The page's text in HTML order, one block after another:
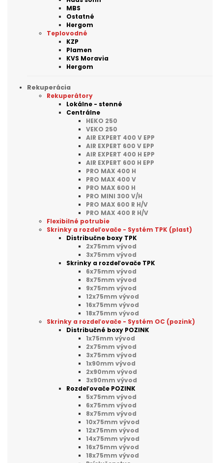
MBS
Ostatné
Hergom
Teplovodné
KZP
Plamen
KVS Moravia
Hergom
Rekuperácia
Rekuperátory
Lokálne - stenné
Centrálne
HEKO 250
VEKO 250
AIR EXPERT 400 V EPP
AIR EXPERT 600 V EPP
AIR EXPERT 400 H EPP
AIR EXPERT 600 H EPP
PRO MAX 400 H
PRO MAX 400 V
PRO MAX 600 H
PRO MINI 300 V/H
PRO MAX 600 R H/V
PRO MAX 400 R H/V
Flexibilné potrubie
Skrinky a rozdeľovače - Systém TPK (plast)
Distribučne boxy TPK
2x75mm vývod
3x75mm vývod
Skrinky a rozdeľovače TPK
6x75mm vývod
8x75mm vývod
9x75mm vývod
12x75mm vývod
16x75mm vývod
18x75mm vývod
Skrinky a rozdeľovače - Systém OC (pozink)
Distribučné boxy POZINK
1x75mm vývod
2x75mm vývod
3x75mm vývod
1x90mm vývod
2x90mm vývod
3x90mm vývod
Rozdeľovače POZINK
5x75mm vývod
6x75mm vývod
8x75mm vývod
10x75mm vývod
12x75mm vývod
14x75mm vývod
16x75mm vývod
18x75mm vývod